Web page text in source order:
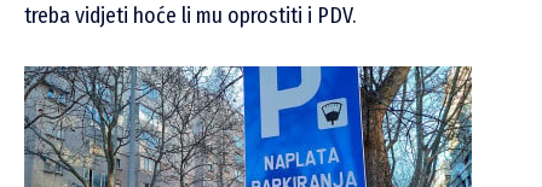
treba vidjeti hoće li mu oprostiti i PDV.